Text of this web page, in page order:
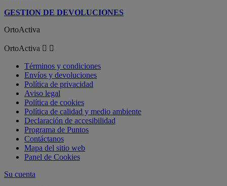
GESTION DE DEVOLUCIONES
OrtoActiva
OrtoActiva  
Términos y condiciones
Envíos y devoluciones
Política de privacidad
Aviso legal
Política de cookies
Política de calidad y medio ambiente
Declaración de accesibilidad
Programa de Puntos
Contáctanos
Mapa del sitio web
Panel de Cookies
Su cuenta